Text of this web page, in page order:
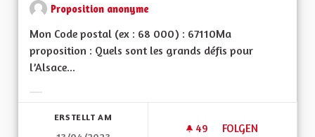
Proposition anonyme
Mon Code postal (ex : 68 000) : 67110Ma
proposition : Quels sont les grands défis pour
l’Alsace...
ERSTELLT AM
49 49 FOLLOWER
FOLGEN